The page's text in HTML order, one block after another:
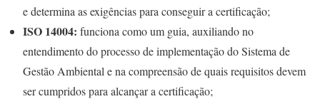
e determina as exigências para conseguir a certificação;
ISO 14004: funciona como um guia, auxiliando no
entendimento do processo de implementação do Sistema de
Gestão Ambiental e na compreensão de quais requisitos devem
ser cumpridos para alcançar a certificação;